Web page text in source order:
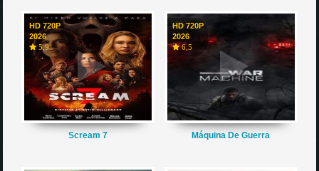
HD 720P
2026
5,9
Scream 7
HD 720P
2026
6,5
Máquina De Guerra